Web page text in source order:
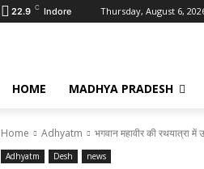
22.9 C Indore Thursday, August 6,
HOME MADHYA PRADESH
Home Adhyatm भगवान महावीर की रथयात्रा में
Adhyatm Desh news